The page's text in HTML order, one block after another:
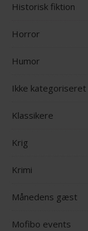
Historisk fiktion
Horror
Humor
Ikke kategoriseret
Klassikere
Krig
Krimi
Månedens gæst
Mofibo events